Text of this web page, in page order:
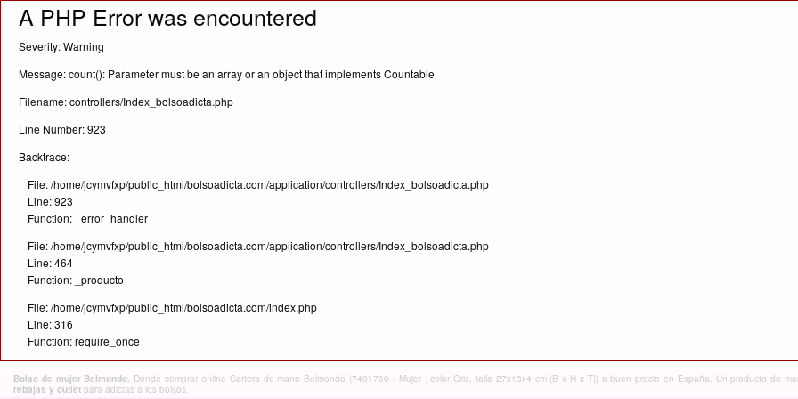
A PHP Error was encountered
Severity: Warning
Message: count(): Parameter must be an array or an object that implements Countable
Filename: controllers/Index_bolsoadicta.php
Line Number: 923
Backtrace:
File: /home/jcymvfxp/public_html/bolsoadicta.com/application/controllers/Index_bolsoadicta.php
Line: 923
Function: _error_handler
File: /home/jcymvfxp/public_html/bolsoadicta.com/application/controllers/Index_bolsoadicta.php
Line: 464
Function: _producto
File: /home/jcymvfxp/public_html/bolsoadicta.com/index.php
Line: 316
Function: require_once
Bolso de mujer Belmondo. Dónde comprar online Cartera de mano Belmondo (7401760 - Mujer , color Gris, talla 27x13x4 cm (B x H x T)) a buen precio en España. Un producto de
rebajas y outlet para adictas a los bolsos.